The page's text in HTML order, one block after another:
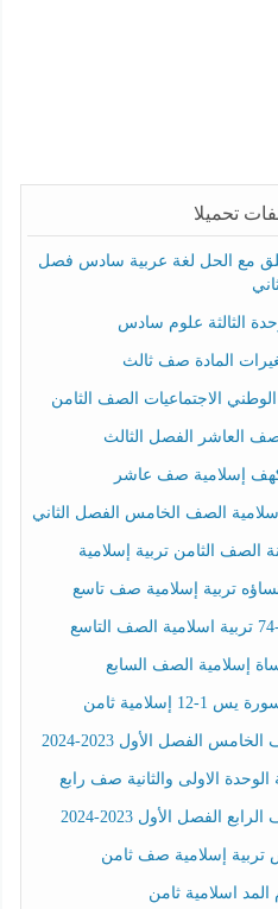
تحميلا
مع الحل لغة عربية سادس فصل
الثالثة علوم سادس
المادة صف ثالث
الاجتماعيات الصف الثامن
العاشر الفصل الثالث
إسلامية صف عاشر
الصف الخامس الفصل الثاني
الثامن تربية إسلامية
تربية إسلامية صف تاسع
إسلامية الصف السابع
ثامن
الفصل الأول 2023-2024
الاولى والثانية صف رابع
الفصل الأول 2023-2024
إسلامية صف ثامن
اسلامية ثامن